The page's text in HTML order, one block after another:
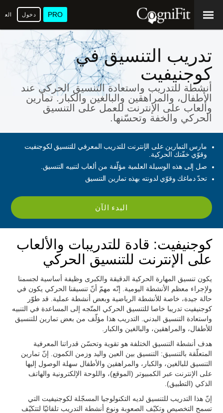
PRO دخول
تدريب التنسيق في
كوجنيفيت
أنشطة للتدريب واستعادة التنسيق الحركي عند
الأطفال، والمراهقين والبالغين والكبار. تمارين
وألعاب على الإنترنت للعمل على التنسيق
الحركي والخفة وتحسّنها.
مارس التمارين على الإنترنت للتدريب المعرفي للتنسيق لكوجنفيت
وقوّي خفّتك الحركية.
صل إلى هذه الوسيلة العلمية مؤلّفة من ألعاب لتنبيه التنسيق.
تحدّ دماغك وقوّي لدونته بهذه تمارين التنسيق
البدء الآن
كوجنيفيت: قادة للتدريبات والألعاب
على الإنترنت للتنسيق الحركي
يكون تنسيق المهارة الحركية الدقيقة والكبرى وظيفة أساسية لجسمنا
ولإجراء معظم الأنشطة اليومية. إنّه مهمّ أنّ تنسيقنا الحركي يكون في
حالة جيدة، خاصة للأنشطة الرياضية وبعض أنشطة عملية. قد طوّر
كوجنيفيت تدريبا خاصا للتنسيق الحركي المتّجه إلى المساعدة في التنبيه
واستعادة التنسيق البدني. التدريب هذا مؤلّف من بعض تمارين للتنسيق
للأطفال، والمراهقين، والبالغين والكبار.
هدف أنشطة التنسيق الختلفة هو تقوية وتحسّن قدراتنا المعرفية
المتعلّقة بالتنسيق: التنسيق بين العين واليد وزمن الكمون. إنّ تمارين
التنسيق للبالغين، والكبار، والمراهقين والأطفال سهلة الوصول إليها
على الإنترنت عبر الكمبيوتر (الموقع)، واللوحة الإلكترونية والهاتف
الذكي (التطبيق).
إنّ هذا التدريب للتنسيق لديه التكنولوجيا المسجّلة لكوجنيفيت التي
تسمح التخصيص وتكيّف الصعوبة ونوع أنشطة التدريب تلقائيّا لتتكيّف